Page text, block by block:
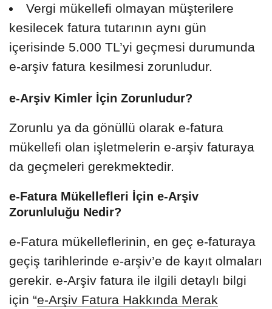
Vergi mükellefi olmayan müşterilere
kesilecek fatura tutarının aynı gün
içerisinde 5.000 TL’yi geçmesi durumunda
e-arşiv fatura kesilmesi zorunludur.
e-Arşiv Kimler İçin Zorunludur?
Zorunlu ya da gönüllü olarak e-fatura
mükellefi olan işletmelerin e-arşiv faturaya
da geçmeleri gerekmektedir.
e-Fatura Mükellefleri İçin e-Arşiv
Zorunluluğu Nedir?
e-Fatura mükelleflerinin, en geç e-faturaya
geçiş tarihlerinde e-arşiv’e de kayıt olmaları
gerekir. e-Arşiv fatura ile ilgili detaylı bilgi
için “e-Arşiv Fatura Hakkında Merak